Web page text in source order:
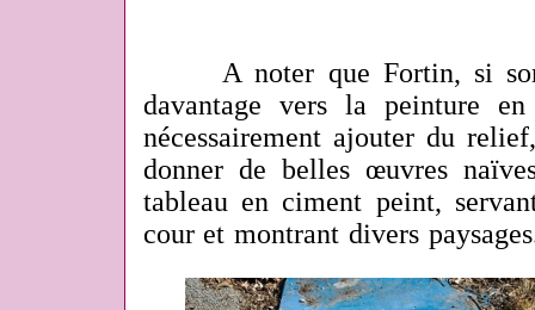
A noter que Fortin, si son
davantage vers la peinture
nécessairement ajouter du
donner de belles œuvres
tableau en ciment peint,
cour et montrant divers